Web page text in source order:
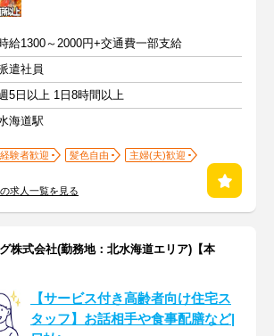
給1300～2000円+交通費一部支給
遣社員
5日以上 1日8時間以上
海道駅
験者歓迎 髪色自由
主婦(夫)歓迎
求人一覧を見る
株式会社(勤務地：北水海道エリア)【本
【サービス付き高齢者向け住宅ス
タッフ】お話相手や食事配膳など|